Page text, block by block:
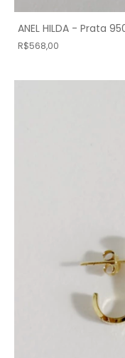
ANEL HILDA - Prata
R$568,00